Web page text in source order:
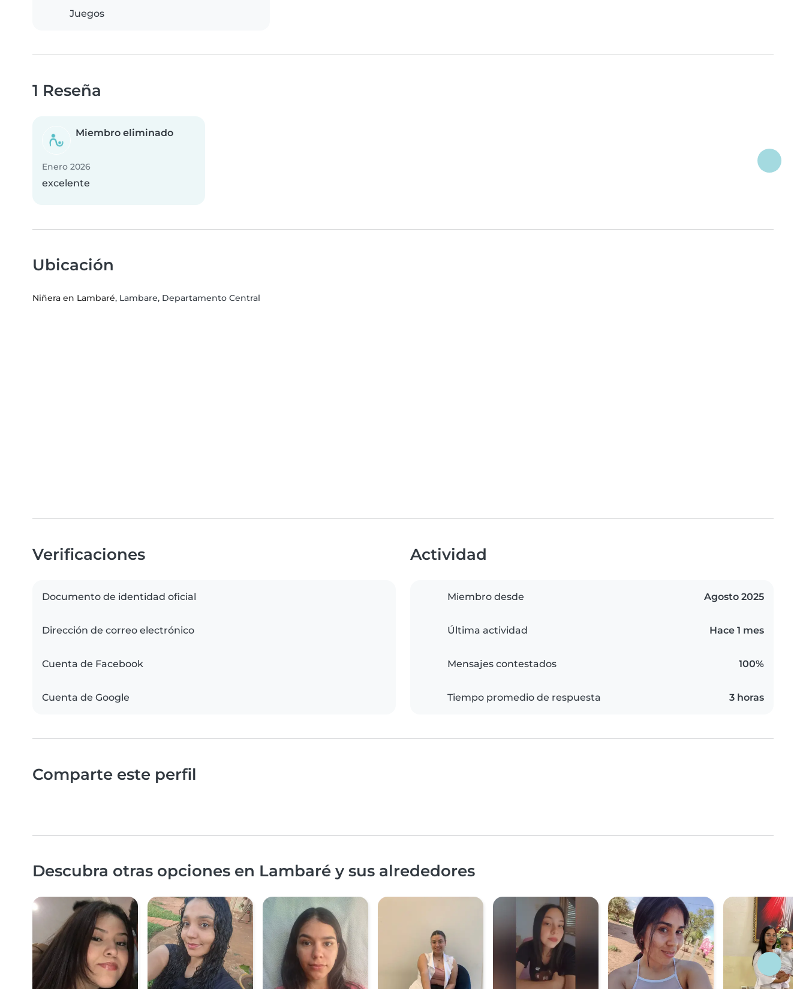
Juegos
1 Reseña
Miembro eliminado
Enero 2026
excelente
Ubicación
Niñera en Lambaré, Lambare, Departamento Central
Verificaciones
Documento de identidad oficial
Dirección de correo electrónico
Cuenta de Facebook
Cuenta de Google
Actividad
Miembro desde Agosto 2025
Última actividad Hace 1 mes
Mensajes contestados 100%
Tiempo promedio de respuesta 3 horas
Comparte este perfil
Descubra otras opciones en Lambaré y sus alrededores